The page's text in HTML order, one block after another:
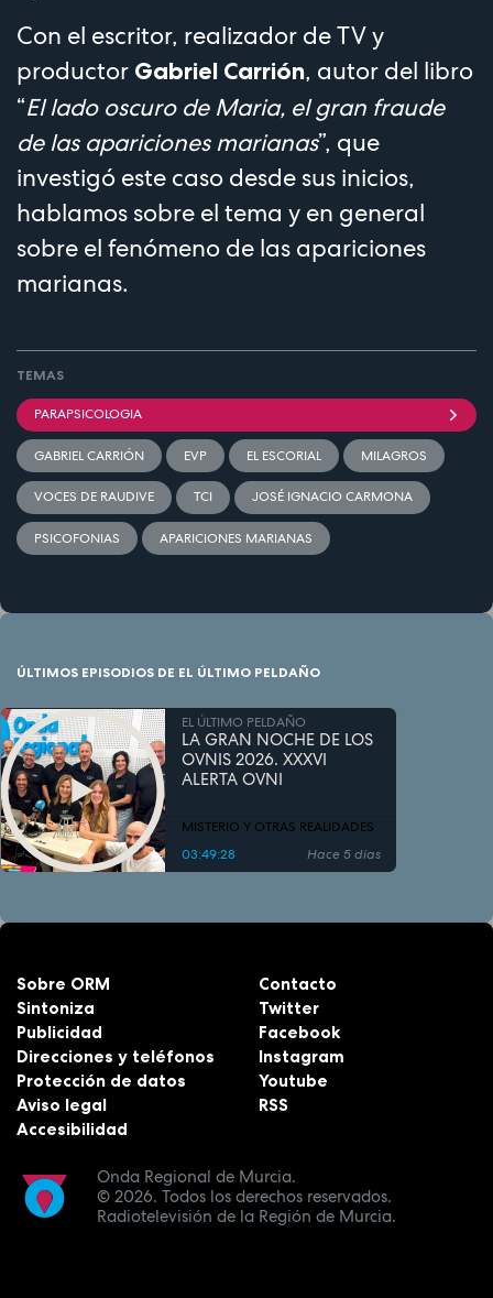
Con el escritor, realizador de TV y
productor Gabriel Carrión, autor del libro
“El lado oscuro de Maria, el gran fraude
de las apariciones marianas”, que
investigó este caso desde sus inicios,
hablamos sobre el tema y en general
sobre el fenómeno de las apariciones
marianas.
TEMAS
PARAPSICOLOGIA
GABRIEL CARRIÓN EVP EL ESCORIAL MILAGROS
VOCES DE RAUDIVE TCI JOSÉ IGNACIO CARMONA
PSICOFONIAS APARICIONES MARIANAS
ÚLTIMOS EPISODIOS DE EL ÚLTIMO PELDAÑO
EL ÚLTIMO PELDAÑO
LA GRAN NOCHE DE LOS
OVNIS 2026. XXXVI
ALERTA OVNI
MISTERIO Y OTRAS REALIDADES
03:49:28
Hace 5 días
Onda Regional de Murcia.
© 2026. Todos los derechos reservados.
Radiotelevisión de la Región de Murcia.
Sobre ORM
Sintoniza
Publicidad
Direcciones y teléfonos
Protección de datos
Aviso legal
Accesibilidad
Contacto
Twitter
Facebook
Instagram
Youtube
RSS